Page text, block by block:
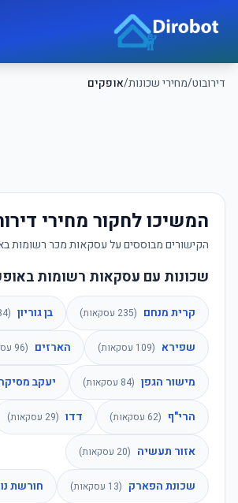
דירובוט/מחירי שכונות/אופקים
דירובוט
המשיכו לחקור מחירי
הקישורים מבוססים על עסקאות מכר רשומות
שכונות עם עסקאות רשומות
קרית מנחם (
235 עסקאות) בן גוריון (
שפירא (
109 עסקאות) הארזים (
96
מישור הגפן (
84 עסקאות) יעקב
הרי"ף (
62 עסקאות) דדו (
29 עסקאות)
אזור תעשיה (
20 עסקאות)
שכונת הפארק (
13 עסקאות) חורשת